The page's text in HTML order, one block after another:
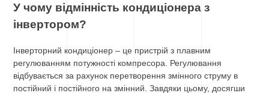
У чому відмінність кондиціонера з
інвертором?
Інверторний кондиціонер – це пристрій з плавним
регулюванням потужності компресора. Регулювання
відбувається за рахунок перетворення змінного струму в
постійний і постійного на змінний. Завдяки цьому, досягши